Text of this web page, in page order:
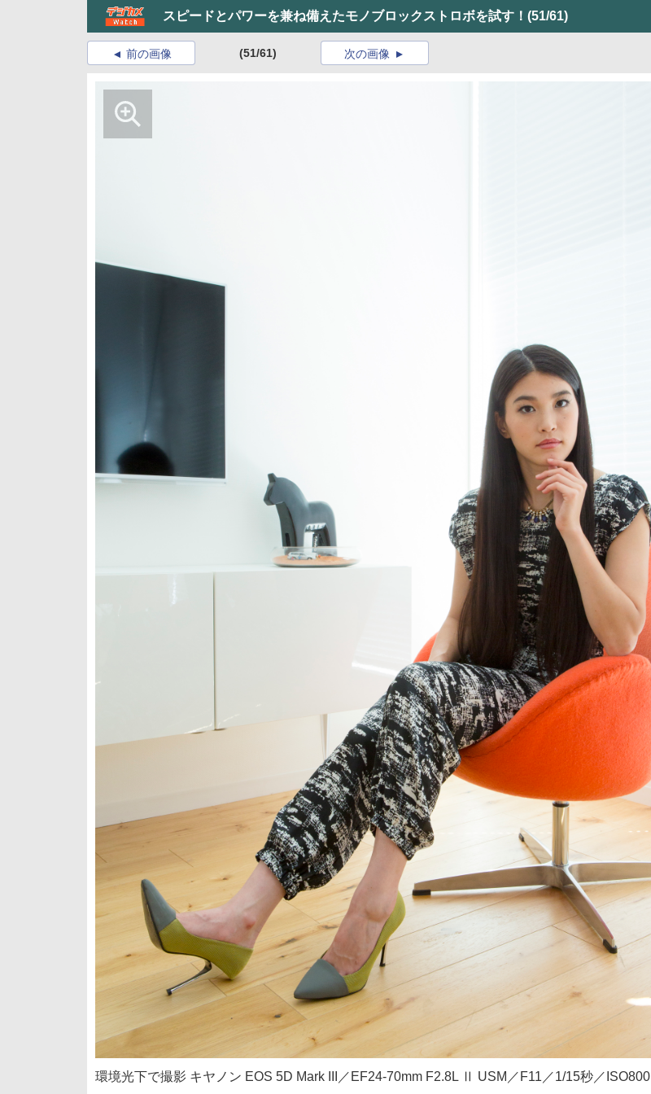
スピードとパワーを兼ね備えたモノブロックストロボを試す！ (51/61)
前の画像 (51/61) 次の画像
環境光下で撮影 キヤノン EOS 5D Mark III／EF24-70mm F2.8L Ⅱ USM／F11／1/15秒／ISO800